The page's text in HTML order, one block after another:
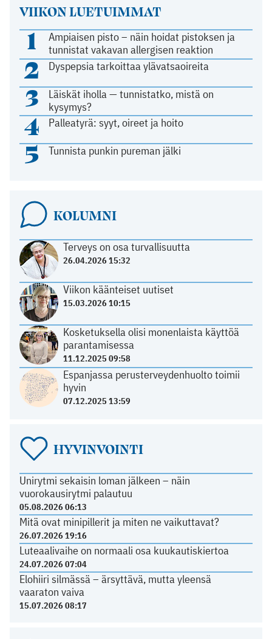
VIIKON LUETUIMMAT
1
Ampiaisen pisto – näin hoidat pistoksen ja
tunnistat vakavan allergisen reaktion
2 Dyspepsia tarkoittaa ylävatsaoireita
3
Läiskät iholla — tunnistatko, mistä on
kysymys?
4 Palleatyrä: syyt, oireet ja hoito
5 Tunnista punkin pureman jälki
KOLUMNI
Terveys on osa turvallisuutta
26.04.2026 15:32
Viikon käänteiset uutiset
15.03.2026 10:15
Kosketuksella olisi monenlaista käyttöä
parantamisessa
11.12.2025 09:58
Espanjassa perusterveydenhuolto toimii
hyvin
07.12.2025 13:59
HYVINVOINTI
Unirytmi sekaisin loman jälkeen – näin
vuorokausirytmi palautuu
05.08.2026 06:13
Mitä ovat minipillerit ja miten ne vaikuttavat?
26.07.2026 19:16
Luteaalivaihe on normaali osa kuukautiskiertoa
24.07.2026 07:04
Elohiiri silmässä – ärsyttävä, mutta yleensä
vaaraton vaiva
15.07.2026 08:17